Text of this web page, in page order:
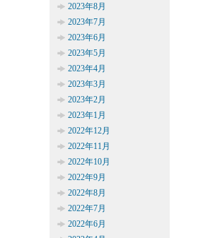
2023年8月
2023年7月
2023年6月
2023年5月
2023年4月
2023年3月
2023年2月
2023年1月
2022年12月
2022年11月
2022年10月
2022年9月
2022年8月
2022年7月
2022年6月